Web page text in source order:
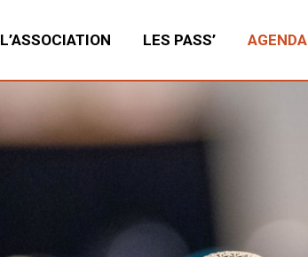
L’ASSOCIATION LES PASS’ AGENDA